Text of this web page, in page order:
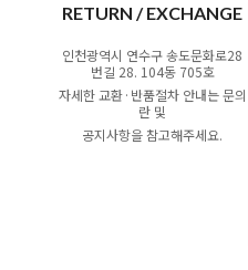
RETURN / EXCHANGE
인천광역시 연수구 송도문화로28
번길 28. 104동 705호
자세한 교환·반품절차 안내는 문의
란 및
공지사항을 참고해주세요.